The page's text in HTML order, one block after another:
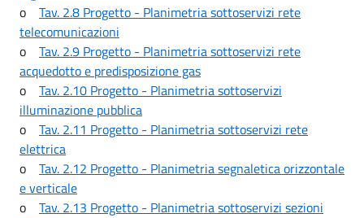
o Tav. 2.8 Progetto - Planimetria sottoservizi rete
telecomunicazioni
o Tav. 2.9 Progetto - Planimetria sottoservizi rete
acquedotto e predisposizione gas
o Tav. 2.10 Progetto - Planimetria sottoservizi
illuminazione pubblica
o Tav. 2.11 Progetto - Planimetria sottoservizi rete
elettrica
o Tav. 2.12 Progetto - Planimetria segnaletica orizzontale
e verticale
o Tav. 2.13 Progetto - Planimetria sottoservizi sezioni